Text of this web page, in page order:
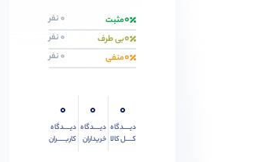
0مثبت 0 نفر
0بی طرف 0 نفر
0منفی 0 نفر
0
دیــــدگاه
کــــل کالا
0
دیــــدگاه
خریداران
0
دیــــدگاه
کاربـــــران